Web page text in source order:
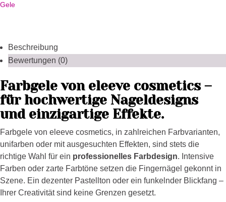
Gele
Beschreibung
Bewertungen (0)
Farbgele von eleeve cosmetics –
für hochwertige Nageldesigns
und einzigartige Effekte.
Farbgele von eleeve cosmetics, in zahlreichen Farbvarianten,
unifarben oder mit ausgesuchten Effekten, sind stets die
richtige Wahl für ein professionelles Farbdesign. Intensive
Farben oder zarte Farbtöne setzen die Fingernägel gekonnt in
Szene. Ein dezenter Pastellton oder ein funkelnder Blickfang –
Ihrer Creativität sind keine Grenzen gesetzt.